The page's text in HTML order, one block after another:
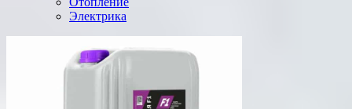
Электрика